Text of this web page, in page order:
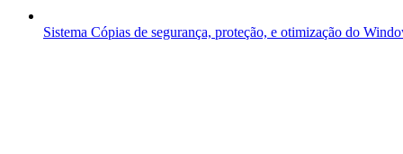
Sistema Cópias de segurança, proteção, e otimização do